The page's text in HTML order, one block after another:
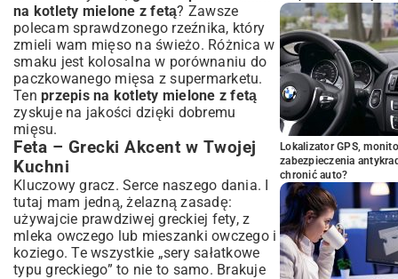
na kotlety mielone z fetą? Zawsze
polecam sprawdzonego rzeźnika, który
zmieli wam mięso na świeżo. Różnica w
smaku jest kolosalna w porównaniu do
paczkowanego mięsa z supermarketu.
Ten przepis na kotlety mielone z fetą
zyskuje na jakości dzięki dobremu
mięsu.
Feta – Grecki Akcent w Twojej
Kuchni
Kluczowy gracz. Serce naszego dania. I
tutaj mam jedną, żelazną zasadę:
używajcie prawdziwej greckiej fety, z
mleka owczego lub mieszanki owczego i
koziego. Te wszystkie „sery sałatkowe
typu greckiego” to nie to samo. Brakuje
Lokalizator GPS,
zabezpieczenia
chronić auto?